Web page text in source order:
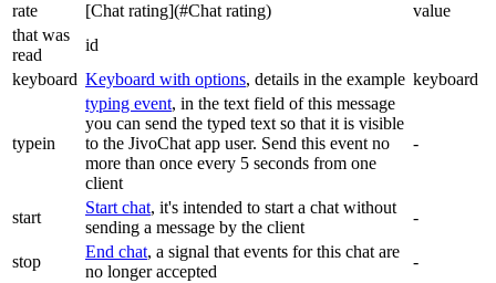
rate
[Chat rating](#Chat rating)
value
that was
read
id
keyboard Keyboard with options, details in the example keyboard
typein
typing event, in the text field of this message
you can send the typed text so that it is visible
to the JivoChat app user. Send this event no
more than once every 5 seconds from one
client
-
start
Start chat, it's intended to start a chat without
sending a message by the client
-
stop
End chat, a signal that events for this chat are
no longer accepted
-